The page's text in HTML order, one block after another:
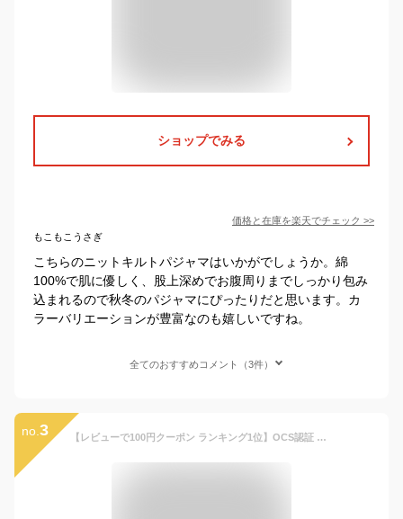
ショップでみる
価格と在庫を楽天でチェック >>
もこもこうさぎ
こちらのニットキルトパジャマはいかがでしょうか。綿
100%で肌に優しく、股上深めでお腹周りまでしっかり包み
込まれるので秋冬のパジャマにぴったりだと思います。カ
ラーバリエーションが豊富なのも嬉しいですね。
全てのおすすめコメント（3件）
no. 3 【レビューで100円クーポン ランキング1位】OCS認証 高品質 オーガニックコットン100％ 熟睡パジャマ 七分 長袖 キッズ ベビー 女の子 男の子 綿 アレルギー 無農薬 お肌に優しい デリケート肌 春夏 睡眠 寝具 寝巻 子供安眠快眠